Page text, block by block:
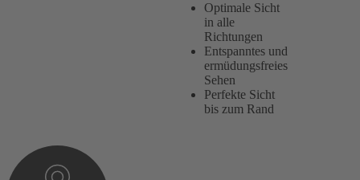
Optimale Sicht
in alle
Richtungen
Entspanntes und
ermüdungsfreies
Sehen
Perfekte Sicht
bis zum Rand